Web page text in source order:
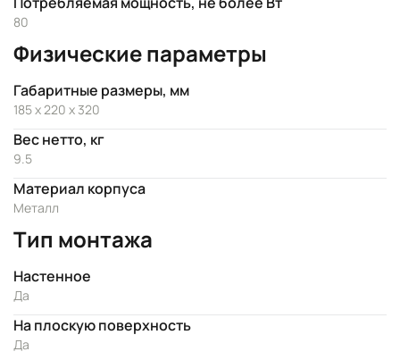
80
Физические параметры
Габаритные размеры, мм
185 х 220 х 320
Вес нетто, кг
9.5
Материал корпуса
Металл
Тип монтажа
Настенное
Да
На плоскую поверхность
Да